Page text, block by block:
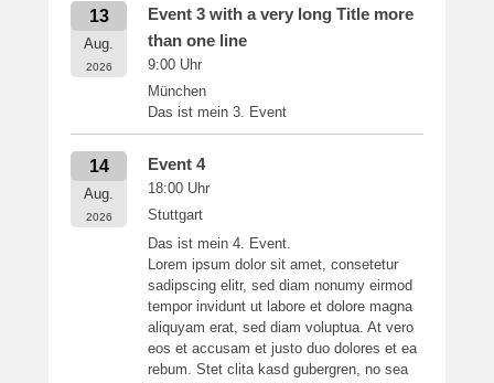
13
Aug.
2026
Event 3 with a very long Title more
than one line
9:00 Uhr
München
Das ist mein 3. Event
14
Aug.
2026
Event 4
18:00 Uhr
Stuttgart
Das ist mein 4. Event.
Lorem ipsum dolor sit amet, consetetur
sadipscing elitr, sed diam nonumy eirmod
tempor invidunt ut labore et dolore magna
aliquyam erat, sed diam voluptua. At vero
eos et accusam et justo duo dolores et ea
rebum. Stet clita kasd gubergren, no sea